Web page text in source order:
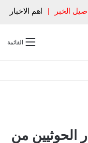
الخبر | اهم الاخبار